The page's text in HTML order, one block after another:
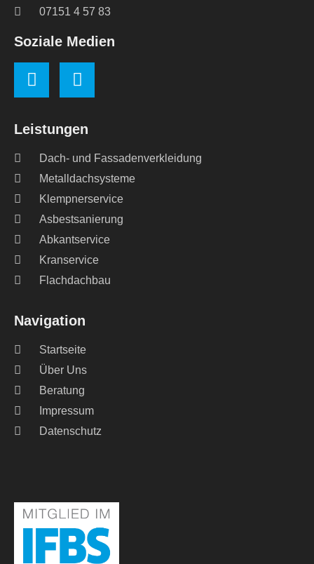
Navigation
Startseite
Über Uns
Beratung
Impressum
Datenschutz
Leistungen
Dach- und Fassadenverkleidung
Metalldachsysteme
Klempnerservice
Asbestsanierung
Abkantservice
Kranservice
Flachdachbau
07151 4 57 83
Soziale Medien